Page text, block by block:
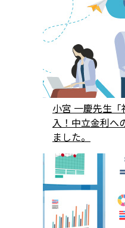
小宮 一慶先生
入！中立金利へ
ました。